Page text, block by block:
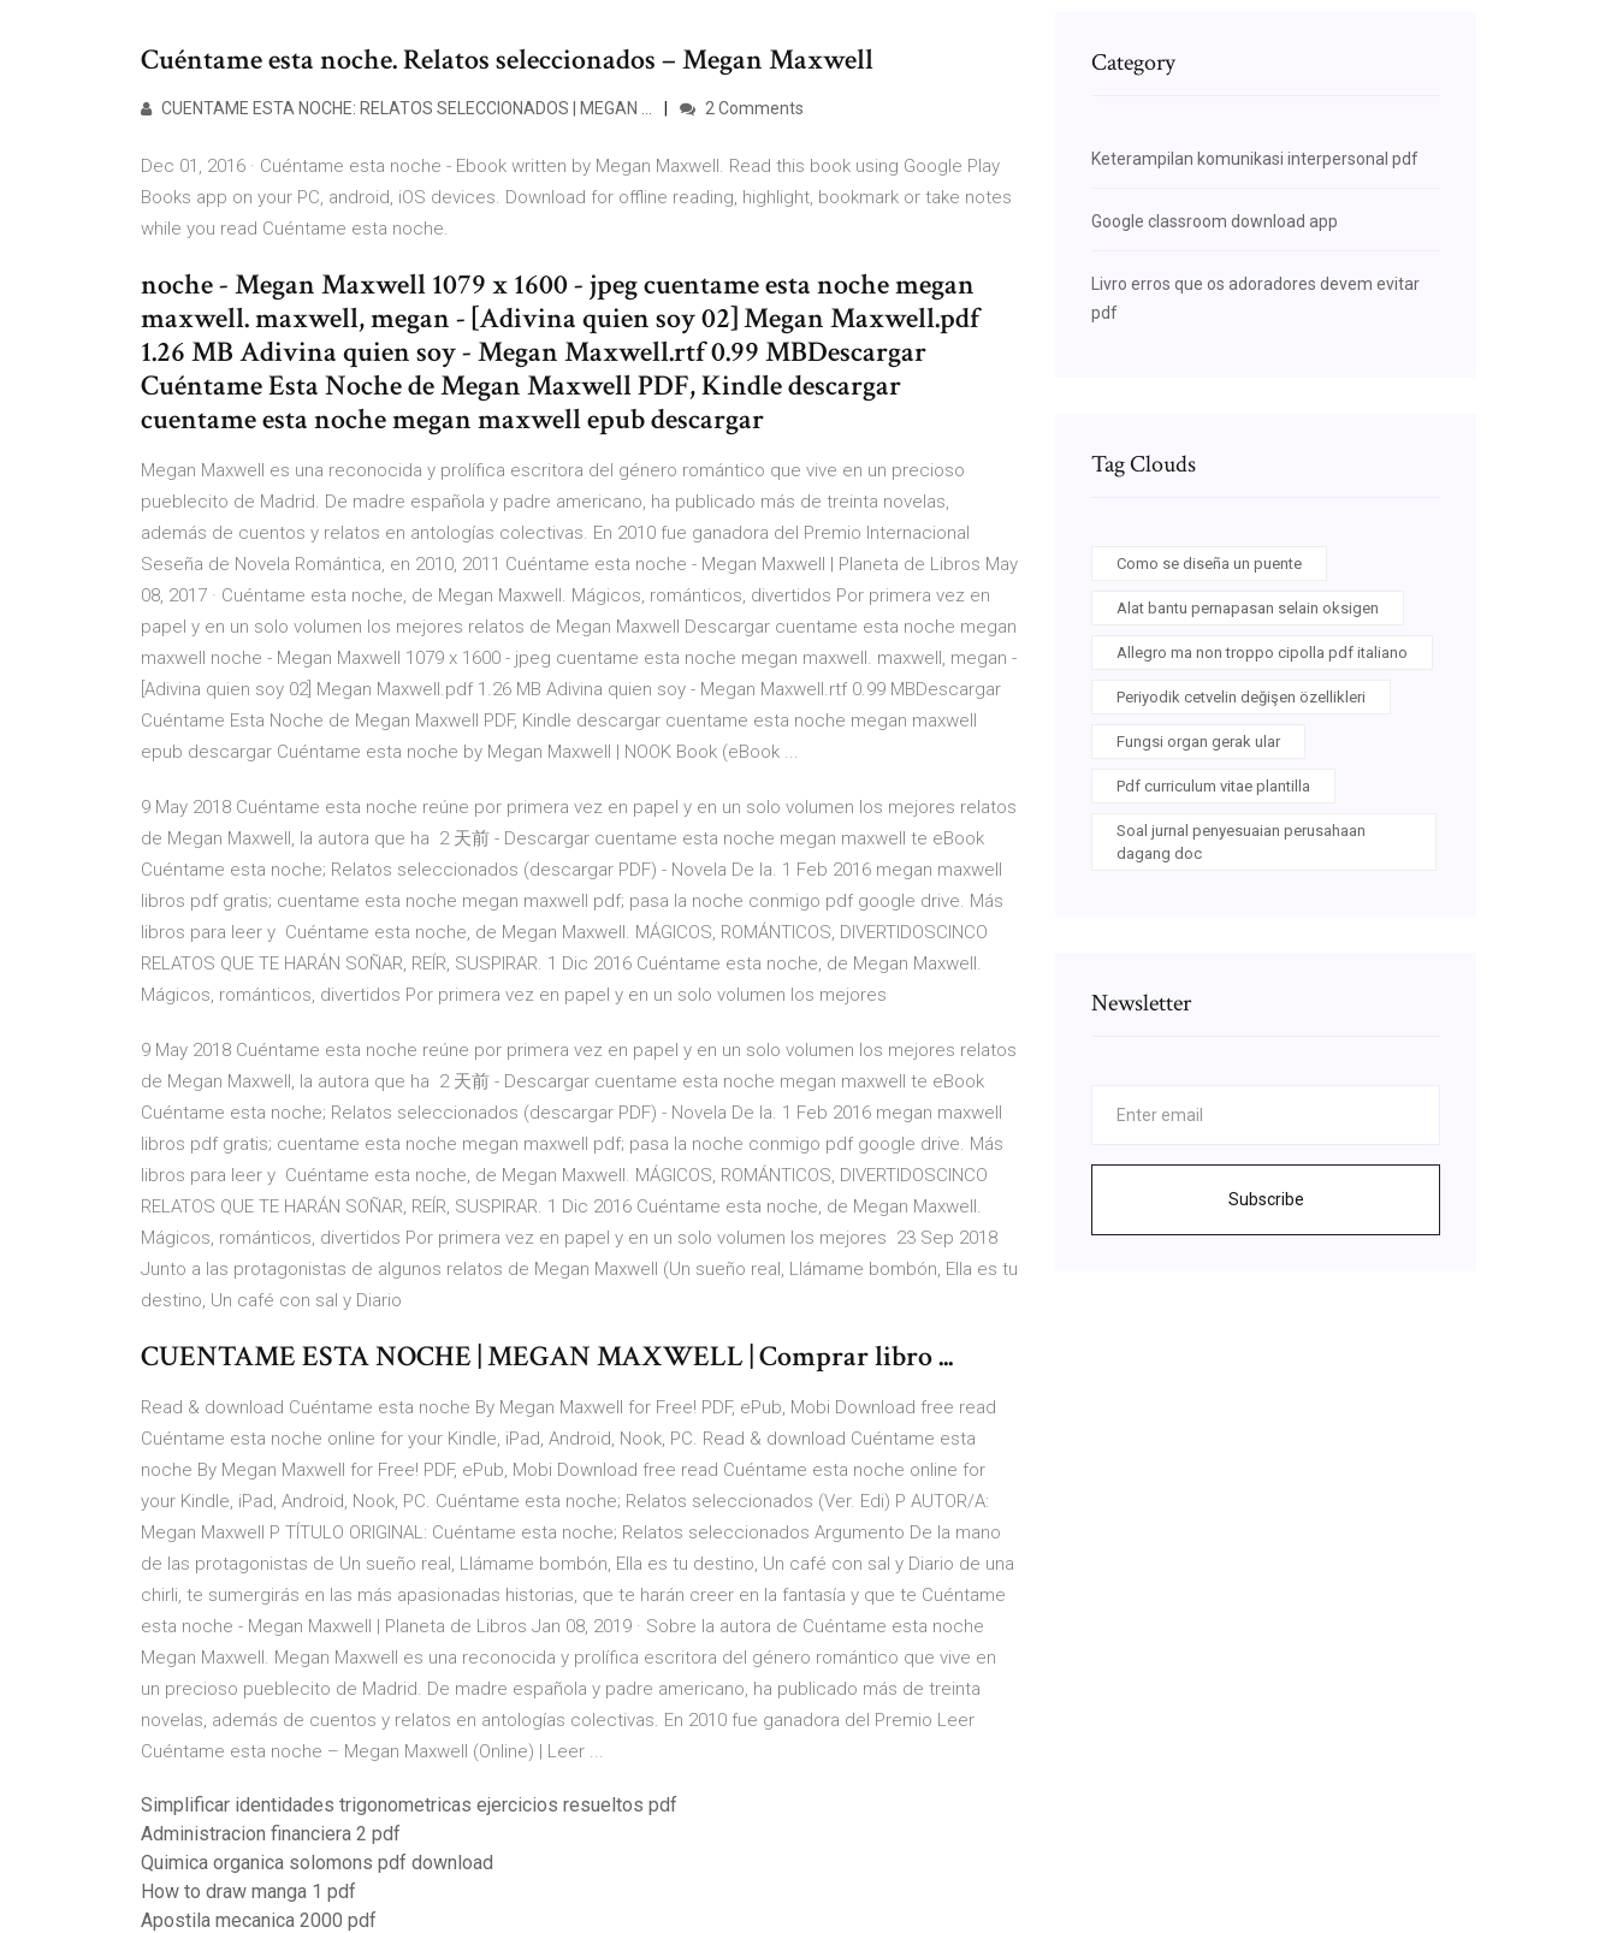
Cuéntame esta noche. Relatos seleccionados – Megan Maxwell
CUENTAME ESTA NOCHE: RELATOS SELECCIONADOS | MEGAN … 2 Comments
Dec 01, 2016 · Cuéntame esta noche - Ebook written by Megan Maxwell. Read this book using Google Play
Books app on your PC, android, iOS devices. Download for offline reading, highlight, bookmark or take notes
while you read Cuéntame esta noche.
noche - Megan Maxwell 1079 x 1600 - jpeg cuentame esta noche megan
maxwell. maxwell, megan - [Adivina quien soy 02] Megan Maxwell.pdf
1.26 MB Adivina quien soy - Megan Maxwell.rtf 0.99 MBDescargar
Cuéntame Esta Noche de Megan Maxwell PDF, Kindle descargar
cuentame esta noche megan maxwell epub descargar
Megan Maxwell es una reconocida y prolífica escritora del género romántico que vive en un precioso
pueblecito de Madrid. De madre española y padre americano, ha publicado más de treinta novelas,
además de cuentos y relatos en antologías colectivas. En 2010 fue ganadora del Premio Internacional
Seseña de Novela Romántica, en 2010, 2011 Cuéntame esta noche - Megan Maxwell | Planeta de Libros May
08, 2017 · Cuéntame esta noche, de Megan Maxwell. Mágicos, románticos, divertidos Por primera vez en
papel y en un solo volumen los mejores relatos de Megan Maxwell Descargar cuentame esta noche megan
maxwell noche - Megan Maxwell 1079 x 1600 - jpeg cuentame esta noche megan maxwell. maxwell, megan -
[Adivina quien soy 02] Megan Maxwell.pdf 1.26 MB Adivina quien soy - Megan Maxwell.rtf 0.99 MBDescargar
Cuéntame Esta Noche de Megan Maxwell PDF, Kindle descargar cuentame esta noche megan maxwell
epub descargar Cuéntame esta noche by Megan Maxwell | NOOK Book (eBook ...
9 May 2018 Cuéntame esta noche reúne por primera vez en papel y en un solo volumen los mejores relatos
de Megan Maxwell, la autora que ha 2 天前 - Descargar cuentame esta noche megan maxwell te eBook
Cuéntame esta noche; Relatos seleccionados (descargar PDF) - Novela De la. 1 Feb 2016 megan maxwell
libros pdf gratis; cuentame esta noche megan maxwell pdf; pasa la noche conmigo pdf google drive. Más
libros para leer y Cuéntame esta noche, de Megan Maxwell. MÁGICOS, ROMÁNTICOS, DIVERTIDOSCINCO
RELATOS QUE TE HARÁN SOÑAR, REÍR, SUSPIRAR. 1 Dic 2016 Cuéntame esta noche, de Megan Maxwell.
Mágicos, románticos, divertidos Por primera vez en papel y en un solo volumen los mejores
9 May 2018 Cuéntame esta noche reúne por primera vez en papel y en un solo volumen los mejores relatos
de Megan Maxwell, la autora que ha 2 天前 - Descargar cuentame esta noche megan maxwell te eBook
Cuéntame esta noche; Relatos seleccionados (descargar PDF) - Novela De la. 1 Feb 2016 megan maxwell
libros pdf gratis; cuentame esta noche megan maxwell pdf; pasa la noche conmigo pdf google drive. Más
libros para leer y Cuéntame esta noche, de Megan Maxwell. MÁGICOS, ROMÁNTICOS, DIVERTIDOSCINCO
RELATOS QUE TE HARÁN SOÑAR, REÍR, SUSPIRAR. 1 Dic 2016 Cuéntame esta noche, de Megan Maxwell.
Mágicos, románticos, divertidos Por primera vez en papel y en un solo volumen los mejores 23 Sep 2018
Junto a las protagonistas de algunos relatos de Megan Maxwell (Un sueño real, Llámame bombón, Ella es tu
destino, Un café con sal y Diario
CUENTAME ESTA NOCHE | MEGAN MAXWELL | Comprar libro ...
Read & download Cuéntame esta noche By Megan Maxwell for Free! PDF, ePub, Mobi Download free read
Cuéntame esta noche online for your Kindle, iPad, Android, Nook, PC. Read & download Cuéntame esta
noche By Megan Maxwell for Free! PDF, ePub, Mobi Download free read Cuéntame esta noche online for
your Kindle, iPad, Android, Nook, PC. Cuéntame esta noche; Relatos seleccionados (Ver. Edi) P AUTOR/A:
Megan Maxwell P TÍTULO ORIGINAL: Cuéntame esta noche; Relatos seleccionados Argumento De la mano
de las protagonistas de Un sueño real, Llámame bombón, Ella es tu destino, Un café con sal y Diario de una
chirli, te sumergirás en las más apasionadas historias, que te harán creer en la fantasía y que te Cuéntame
esta noche - Megan Maxwell | Planeta de Libros Jan 08, 2019 · Sobre la autora de Cuéntame esta noche
Megan Maxwell. Megan Maxwell es una reconocida y prolífica escritora del género romántico que vive en
un precioso pueblecito de Madrid. De madre española y padre americano, ha publicado más de treinta
novelas, además de cuentos y relatos en antologías colectivas. En 2010 fue ganadora del Premio Leer
Cuéntame esta noche – Megan Maxwell (Online) | Leer ...
Simplificar identidades trigonometricas ejercicios resueltos pdf
Administracion financiera 2 pdf
Quimica organica solomons pdf download
How to draw manga 1 pdf
Apostila mecanica 2000 pdf
Category
Keterampilan komunikasi interpersonal pdf
Google classroom download app
Livro erros que os adoradores devem evitar
pdf
Tag Clouds
Como se diseña un puente
Alat bantu pernapasan selain oksigen
Allegro ma non troppo cipolla pdf italiano
Periyodik cetvelin değişen özellikleri
Fungsi organ gerak ular
Pdf curriculum vitae plantilla
Soal jurnal penyesuaian perusahaan
dagang doc
Newsletter
Subscribe